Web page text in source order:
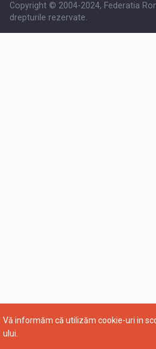
Copyright © 2004-2024, Federatia
drepturile rezervate.
Vă informăm că utilizăm cookie-uri in
ului.